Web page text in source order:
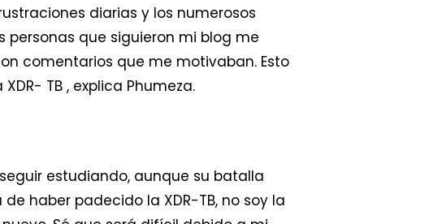
diarias y los numerosos
personas que siguieron mi blog me
comentarios que me motivaban. Esto
TB , explica Phumeza.
estudiando, aunque su batalla
haber padecido la XDR-TB, no soy la